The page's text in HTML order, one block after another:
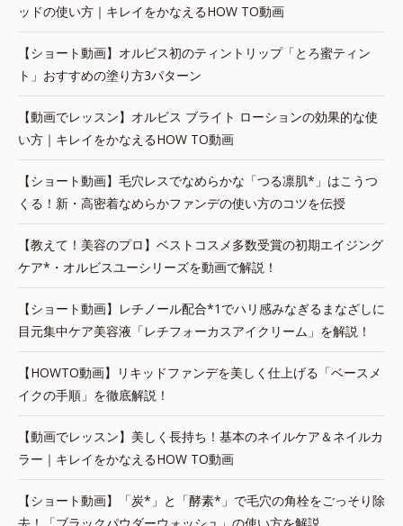
ッドの使い方｜キレイをかなえるHOW TO動画
【ショート動画】オルビス初のティントリップ「とろ蜜ティン
ト」おすすめの塗り方3パターン
【動画でレッスン】オルビス ブライト ローションの効果的な使
い方｜キレイをかなえるHOW TO動画
【ショート動画】毛穴レスでなめらかな「つる凛肌*」はこうつ
くる！新・高密着なめらかファンデの使い方のコツを伝授
【教えて！美容のプロ】ベストコスメ多数受賞の初期エイジング
ケア*・オルビスユーシリーズを動画で解説！
【ショート動画】レチノール配合*1でハリ感みなぎるまなざしに
目元集中ケア美容液「レチフォーカスアイクリーム」を解説！
【HOWTO動画】リキッドファンデを美しく仕上げる「ベースメ
イクの手順」を徹底解説！
【動画でレッスン】美しく長持ち！基本のネイルケア＆ネイルカ
ラー｜キレイをかなえるHOW TO動画
【ショート動画】「炭*」と「酵素*」で毛穴の角栓をごっそり除